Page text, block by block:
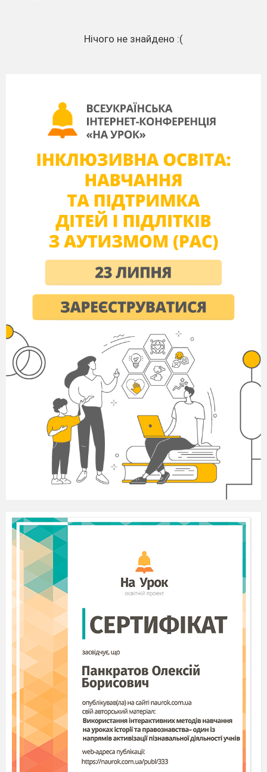
Нічого не знайдено :(